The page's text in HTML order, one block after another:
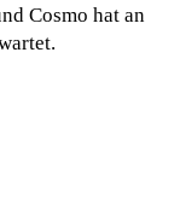
Cosmo hat an